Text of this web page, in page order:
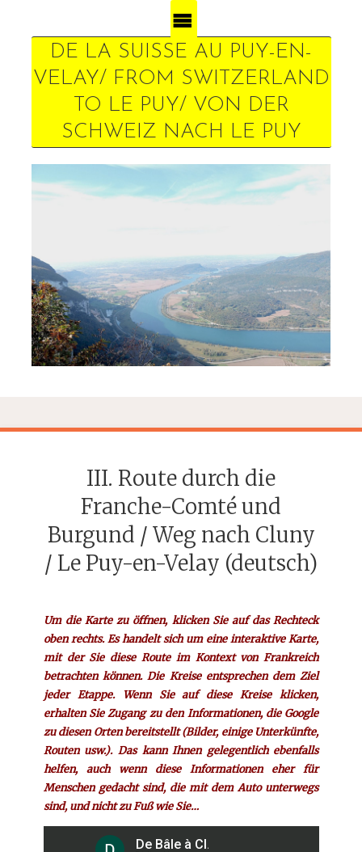
DE LA SUISSE AU PUY-EN-
VELAY/ FROM SWITZERLAND
TO LE PUY/ VON DER
SCHWEIZ NACH LE PUY
III. Route durch die
Franche-Comté und
Burgund / Weg nach Cluny
/ Le Puy-en-Velay (deutsch)
Um die Karte zu öffnen, klicken Sie auf das Rechteck
oben rechts. Es handelt sich um eine interaktive Karte,
mit der Sie diese Route im Kontext von Frankreich
betrachten können. Die Kreise entsprechen dem Ziel
jeder Etappe. Wenn Sie auf diese Kreise klicken,
erhalten Sie Zugang zu den Informationen, die Google
zu diesen Orten bereitstellt (Bilder, einige Unterkünfte,
Routen usw.). Das kann Ihnen gelegentlich ebenfalls
helfen, auch wenn diese Informationen eher für
Menschen gedacht sind, die mit dem Auto unterwegs
sind, und nicht zu Fuß wie Sie…